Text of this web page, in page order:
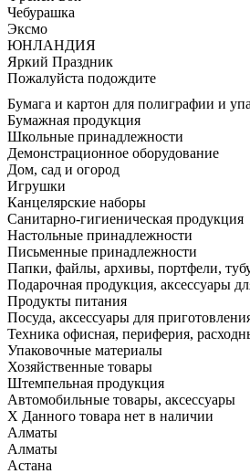
Чебурашка
Эксмо
ЮНЛАНДИЯ
Яркий Праздник
Пожалуйста подождите
Бумага и картон для полиграфии и
Бумажная продукция
Школьные принадлежности
Демонстрационное оборудование
Дом, сад и огород
Игрушки
Канцелярские наборы
Санитарно-гигиеническая продукция
Настольные принадлежности
Письменные принадлежности
Папки, файлы, архивы, портфели,
Подарочная продукция, аксессуары
Продукты питания
Посуда, аксессуары для
Техника офисная, периферия,
Упаковочные материалы
Хозяйственные товары
Штемпельная продукция
Автомобильные товары, аксессуары
X Данного товара нет в наличии
Алматы
Алматы
Астана